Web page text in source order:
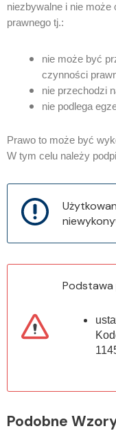
niezbywalne i nie może
prawnego tj.:
nie może być
czynności
nie przechodzi
nie podlega
Prawo to może być
W tym celu należy
Podstawa
Podobne